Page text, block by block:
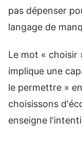
pas dépenser
langage de
Le mot « choisir
implique une
le permettre »
choisissons
enseigne